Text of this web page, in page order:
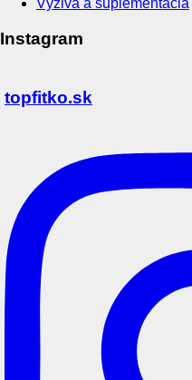
Výživa a suplementácia
Instagram
topfitko.sk